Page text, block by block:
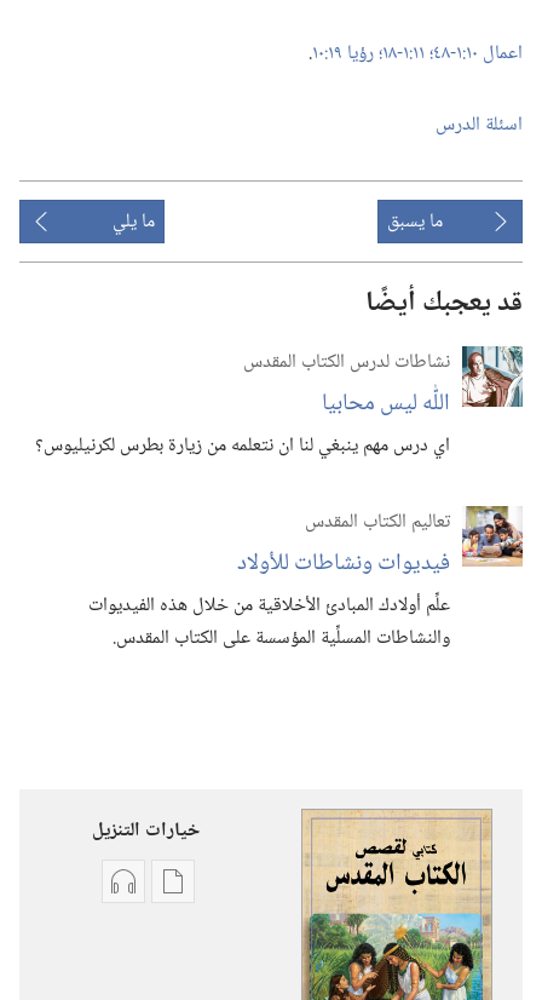
اعمال ١٠:‏١-‏٤٨؛‏ رؤيا ١٩:‏١٠ ‏.‏
اسئلة الدرس
ما يسبق ما يلي
قد يعجبك أيضًا
نشاطات لدرس الكتاب المقدس
اللّٰه ليس محابيا
اي درس مهم ينبغي لنا ان نتعلمه من زيارة بطرس لكرنيليوس؟‏
تعاليم الكتاب المقدس
فيديوات ونشاطات للأولاد
علِّم أولادك المبادئ الأخلاقية من خلال هذه الفيديوات
والنشاطات المسلِّية المؤسسة على الكتاب المقدس.‏
خيارات التنزيل
خياراتخيارات